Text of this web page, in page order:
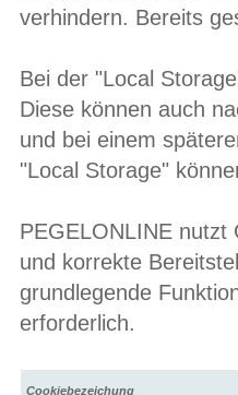
verhindern. Bereits
Bei der "Local
Diese können auch
und bei einem
"Local Storage"
PEGELONLINE nutzt
und korrekte
grundlegende
erforderlich.
Cookiebezeichung